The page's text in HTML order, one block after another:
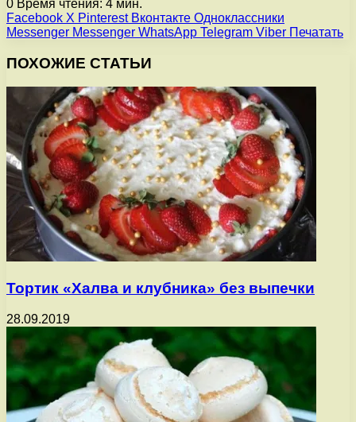
0 Время чтения: 4 мин.
Facebook X Pinterest Вконтакте Одноклассники
Messenger Messenger WhatsApp Telegram Viber Печатать
ПОХОЖИЕ СТАТЬИ
Тортик «Халва и клубника» без выпечки
28.09.2019